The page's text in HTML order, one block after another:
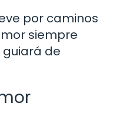
por caminos
siempre
guiará de